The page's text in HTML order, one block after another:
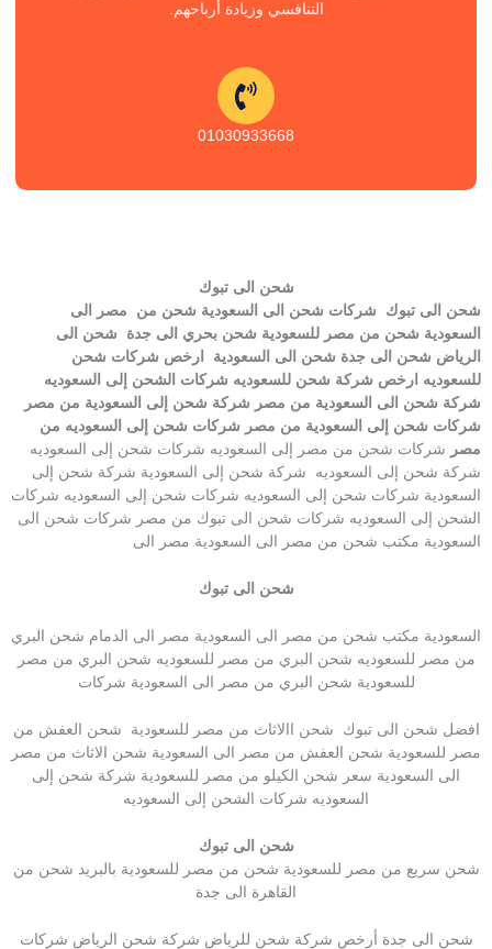
التنافسي وزيادة أرباحهم.
01030933668
شحن الى تبوك
شحن الى تبوك شركات شحن الى السعودية شحن من مصر الى
السعودية شحن من مصر للسعودية شحن بحري الى جدة شحن الى
الرياض شحن الى جدة شحن الى السعودية ارخص شركات شحن
للسعوديه ارخص شركة شحن للسعوديه شركات الشحن إلى السعوديه
شركة شحن الى السعودية من مصر شركة شحن إلى السعودية من مصر
شركات شحن إلى السعودية من مصر شركات شحن إلى السعوديه من
مصر شركات شحن من مصر إلى السعوديه شركات شحن إلى السعوديه
شركة شحن إلى السعوديه شركة شحن إلى السعودية شركة شحن إلى
السعودية شركات شحن إلى السعوديه شركات شحن إلى السعوديه شركات
الشحن إلى السعوديه شركات شحن الى تبوك من مصر شركات شحن الى
السعودية مكتب شحن من مصر الى السعودية مصر الى
شحن الى تبوك
السعودية مكتب شحن من مصر الى السعودية مصر الى الدمام شحن البري
من مصر للسعوديه شحن البري من مصر للسعوديه شحن البري من مصر
للسعودية شحن البري من مصر الى السعودية شركات
افضل شحن الى تبوك شحن االاثاث من مصر للسعودية شحن العفش من
مصر للسعودية شحن العفش من مصر الى السعودية شحن الاثاث من مصر
الى السعودية سعر شحن الكيلو من مصر للسعودية شركة شحن إلى
السعوديه شركات الشحن إلى السعوديه
شحن الى تبوك
شحن سريع من مصر للسعودية شحن من مصر للسعودية بالبريد شحن من
القاهرة الى جدة
شحن الى جدة أرخص شركة شحن للرياض شركة شحن الرياض شركات